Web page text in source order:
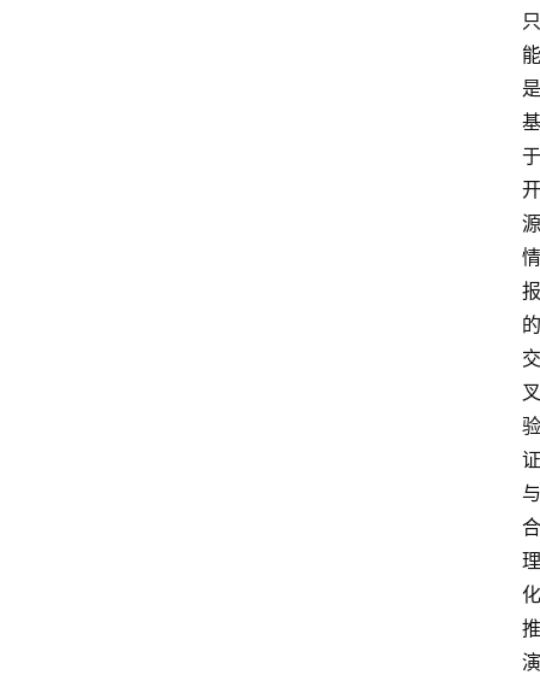
只
能
是
基
于
开
源
情
报
的
交
叉
验
证
与
合
理
化
推
演